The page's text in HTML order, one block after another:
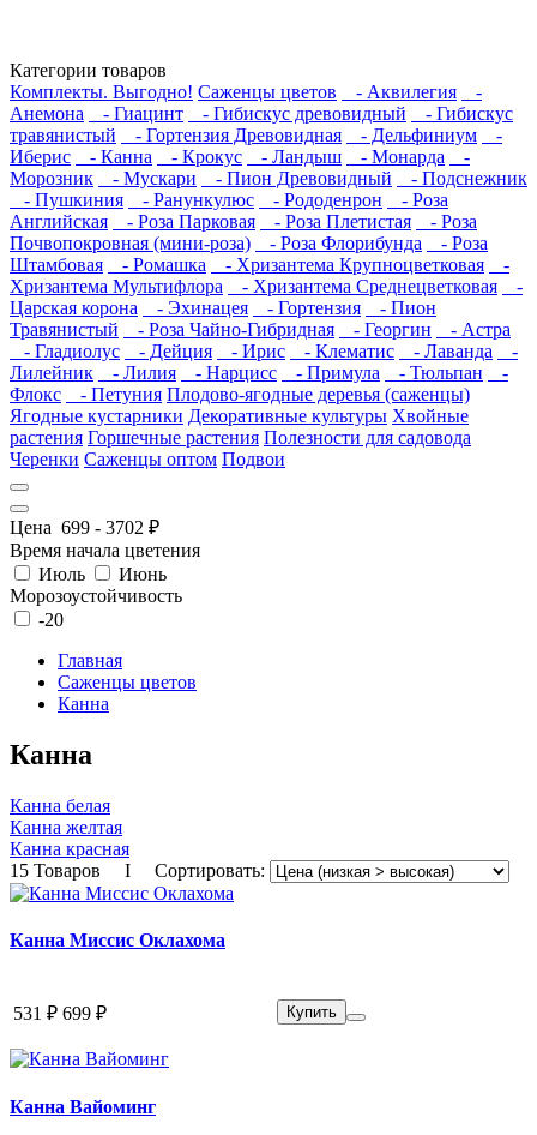
Категории товаров
Комплекты. Выгодно! Саженцы цветов - Аквилегия
-
Анемона
- Гиацинт - Гибискус древовидный
- Гибискус
травянистый
- Гортензия Древовидная - Дельфиниум
-
Иберис
- Канна - Крокус - Ландыш - Монарда
-
Морозник
- Мускари - Пион Древовидный
- Подснежник
- Пушкиния
- Ранункулюс - Рододенрон
- Роза
Английская
- Роза Парковая - Роза Плетистая
- Роза
Почвопокровная (мини-роза)
- Роза Флорибунда
- Роза
Штамбовая
- Ромашка - Хризантема Крупноцветковая
-
Хризантема Мультифлора
- Хризантема Среднецветковая
-
Царская корона
- Эхинацея - Гортензия
- Пион
Травянистый
- Роза Чайно-Гибридная - Георгин
- Астра
- Гладиолус
- Дейция - Ирис - Клематис - Лаванда
-
Лилейник
- Лилия - Нарцисс - Примула - Тюльпан
-
Флокс
- Петуния Плодово-ягодные деревья (саженцы)
Ягодные кустарники Декоративные культуры Хвойные
растения Горшечные растения Полезности для садовода
Черенки Саженцы оптом Подвои
Цена 699 - 3702 ₽
Время начала цветения
Июль
Июнь
Морозоустойчивость
-20
Главная
Саженцы цветов
Канна
Канна
Канна белая
Канна желтая
Канна красная
15 Товаров I Сортировать:
Канна Миссис Оклахома
531 ₽ 699 ₽ Купить
Канна Вайоминг